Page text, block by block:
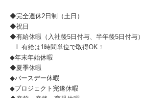
◆完全週休2日制（土日）
◆祝日
◆有給休暇（入社後5日付与、半年後5日付与）
L 有給は1時間単位で取得OK！
◆年末年始休暇
◆夏季休暇
◆バースデー休暇
◆プロジェクト完遂休暇